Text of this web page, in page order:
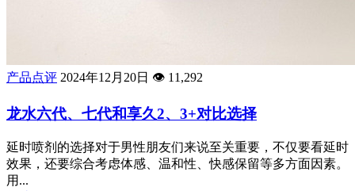
产品点评 2024年12月20日 👁️ 11,292
龙水六代、七代和享久2、3+对比选择
延时喷剂的选择对于男性朋友们来说至关重要，不仅要看延时
效果，还要综合考虑体感、温和性、快感保留等多方面因素。
用...